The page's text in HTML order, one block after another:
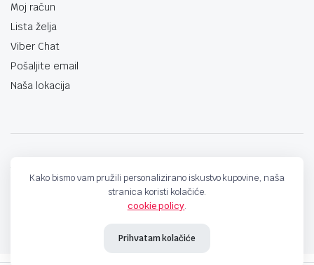
Moj račun
Lista želja
Viber Chat
Pošaljite email
Naša lokacija
Kako bismo vam pružili personalizirano iskustvo kupovine, naša
stranica koristi kolačiće.
cookie policy.
Prihvatam kolačiće